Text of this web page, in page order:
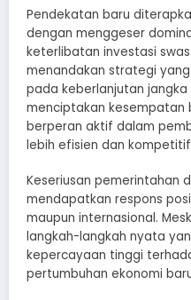
Pendekatan baru
dengan menggeser
keterlibatan investasi
menandakan strategi
pada keberlanjutan jangka
menciptakan kesempatan
berperan aktif dalam
lebih efisien dan
Keseriusan pemerintahan
mendapatkan respons
maupun internasional.
langkah-langkah nyata
kepercayaan tinggi
pertumbuhan ekonomi